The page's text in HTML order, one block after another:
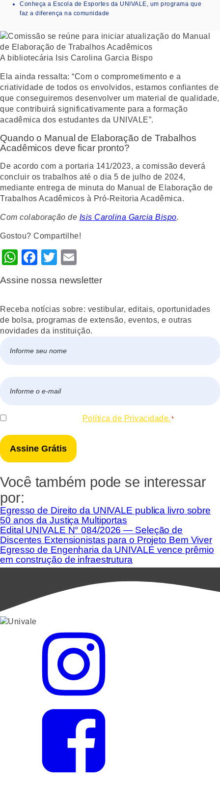
Conheça a Escola de Esportes da UNIVALE, um programa que
faz a diferença na comunidade
A bibliotecária Isis Carolina Garcia Bispo
Ela ainda ressalta: “Com o comprometimento e a
criatividade de todos os envolvidos, estamos confiantes de
que conseguiremos desenvolver um material de qualidade,
que contribuirá significativamente para a formação
acadêmica dos estudantes da UNIVALE”.
Quando o Manual de Elaboração de Trabalhos
Acadêmicos deve ficar pronto?
De acordo com a portaria 141/2023, a comissão deverá
concluir os trabalhos até o dia 5 de julho de 2024,
mediante entrega de minuta do Manual de Elaboração de
Trabalhos Acadêmicos à Pró-Reitoria Acadêmica.
Com colaboração de Isis Carolina Garcia Bispo.
Gostou? Compartilhe!
WhatsApp
Facebook
Twitter
Assine nossa newsletter
Receba notícias sobre: vestibular, editais, oportunidades
de bolsa, programas de extensão, eventos, e outras
novidades da instituição.
mail
Consentir Política de Privacidade. *
Você também pode se interessar
por:
Egresso de Direito da UNIVALE publica livro sobre
50 anos da Justiça Multiportas
Edital UNIVALE N° 084/2026 — Seleção de
Discentes Extensionistas para o Projeto Bem Viver
Egresso de Engenharia da UNIVALE vence prêmio
em construção de infraestrutura